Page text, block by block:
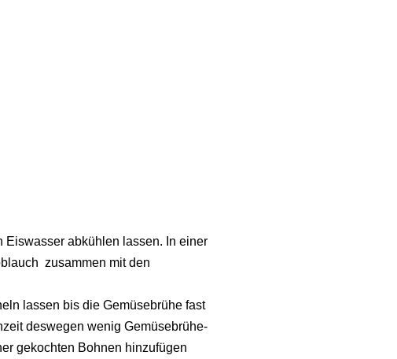
abkühlen lassen. In einer
zusammen mit den
lassen bis die Gemüsebrühe fast
deswegen wenig Gemüsebrühe-
gekochten Bohnen hinzufügen